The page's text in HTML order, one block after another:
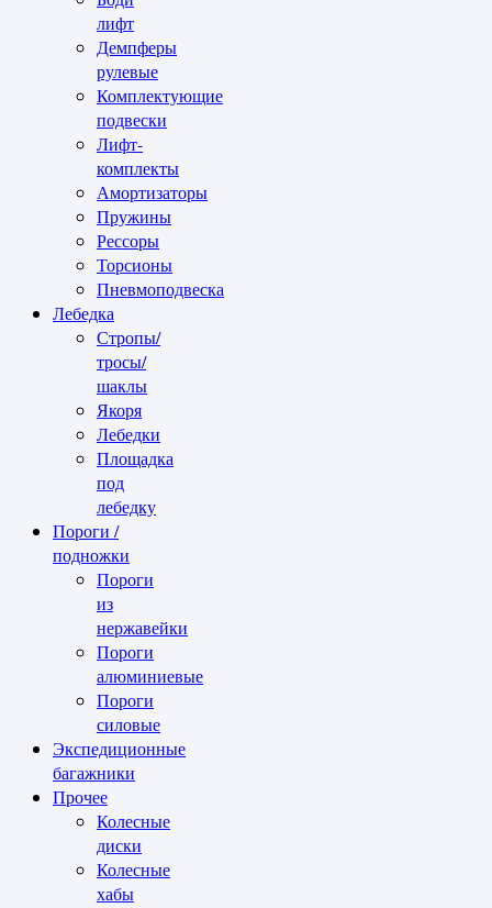
лифт
Демпферы
рулевые
Комплектующие
подвески
Лифт-
комплекты
Амортизаторы
Пружины
Рессоры
Торсионы
Пневмоподвеска
Лебедка
Стропы/
тросы/
шаклы
Якоря
Лебедки
Площадка
под
лебедку
Пороги /
подножки
Пороги
из
нержавейки
Пороги
алюминиевые
Пороги
силовые
Экспедиционные
багажники
Прочее
Колесные
диски
Колесные
хабы